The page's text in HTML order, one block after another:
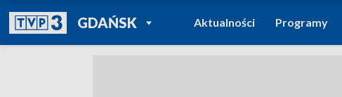
GDAŃSKPOWRÓT DO
TVP REGIONY
Aktualności Programy